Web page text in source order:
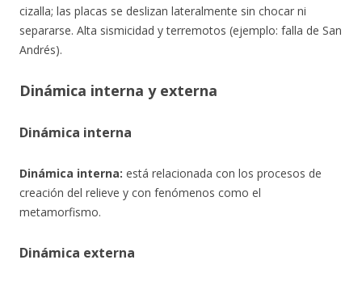
cizalla; las placas se deslizan lateralmente sin chocar ni
separarse. Alta sismicidad y terremotos (ejemplo: falla de San
Andrés).
Dinámica interna y externa
Dinámica interna
Dinámica interna: está relacionada con los procesos de
creación del relieve y con fenómenos como el
metamorfismo.
Dinámica externa